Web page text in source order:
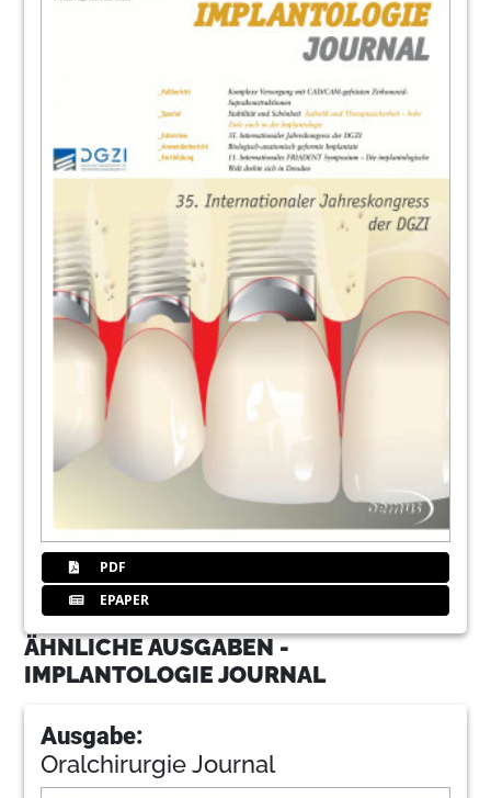
PDF
EPAPER
ÄHNLICHE AUSGABEN -
IMPLANTOLOGIE JOURNAL
Ausgabe:
Oralchirurgie Journal